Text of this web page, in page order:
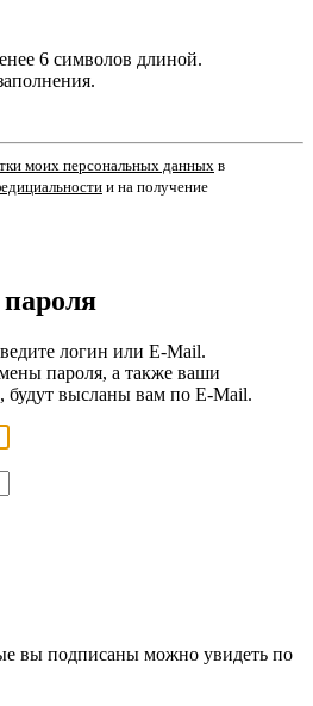
6 символов длиной.
моих персональных данных в
и на получение
логин или E-Mail.
пароля, а также ваши
будут высланы вам по E-Mail.
вы подписаны можно увидеть по